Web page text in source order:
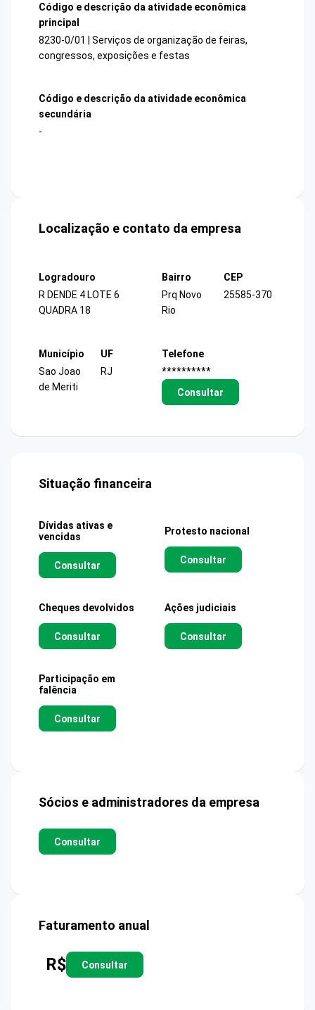
Código e descrição da atividade econômica
principal
8230-0/01 | Serviços de organização de feiras,
congressos, exposições e festas
Código e descrição da atividade econômica
secundária
-
Localização e contato da empresa
Logradouro
R DENDE 4 LOTE 6
QUADRA 18
Bairro
Prq Novo
Rio
CEP
25585-370
Município
Sao Joao
de Meriti
UF
RJ
Telefone
**********
Consultar
Situação financeira
Dívidas ativas e
vencidas
Consultar
Protesto nacional
Consultar
Cheques devolvidos
Consultar
Ações judiciais
Consultar
Participação em
falência
Consultar
Sócios e administradores da empresa
Consultar
Faturamento anual
R$ Consultar